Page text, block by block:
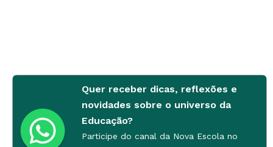
Quer receber dicas, reflexões e
novidades sobre o universo da
Educação?
Participe do canal da Nova Escola no